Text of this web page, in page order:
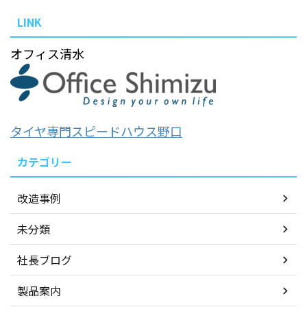
LINK
オフィス清水
タイヤ専門スピードハウス野口
カテゴリー
改造事例
未分類
社長ブログ
製品案内